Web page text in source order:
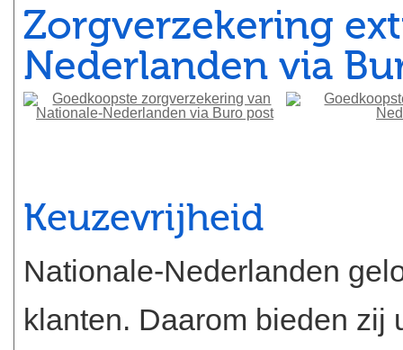
Zorgverzekering
Nederlanden via
Keuzevrijheid
Nationale-Nederlanden
klanten. Daarom bieden zij